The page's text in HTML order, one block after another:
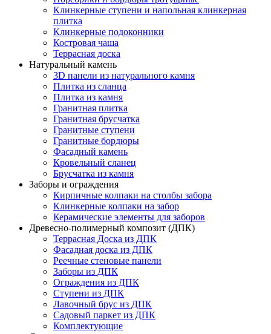
Клинкерные ступени и напольная клинкерная
плитка
Клинкерные подоконники
Костровая чаша
Террасная доска
Натуральный камень
3D панели из натурального камня
Плитка из сланца
Плитка из камня
Гранитная плитка
Гранитная брусчатка
Гранитные ступени
Гранитные бордюры
Фасадный камень
Кровельный сланец
Брусчатка из камня
Заборы и ограждения
Кирпичные колпаки на столбы забора
Клинкерные колпаки на забор
Керамические элементы для заборов
Древесно-полимерный композит (ДПК)
Террасная Доска из ДПК
Фасадная доска из ДПК
Реечные стеновые панели
Заборы из ДПК
Ограждения из ДПК
Ступени из ДПК
Лавочный брус из ДПК
Садовый паркет из ДПК
Комплектующие